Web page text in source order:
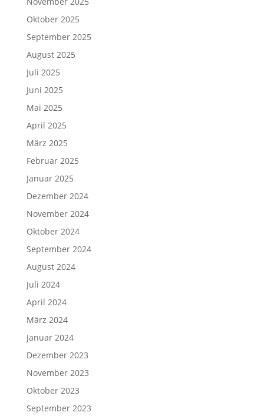
Oktober 2025
September 2025
August 2025
Juli 2025
Juni 2025
Mai 2025
April 2025
März 2025
Februar 2025
Januar 2025
Dezember 2024
November 2024
Oktober 2024
September 2024
August 2024
Juli 2024
April 2024
März 2024
Januar 2024
Dezember 2023
November 2023
Oktober 2023
September 2023